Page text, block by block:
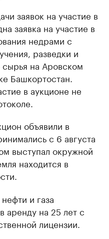
заявок на участие в
заявка на участие в
недрами с
разведки и
на Аровском
Башкортостан.
в аукционе не
объявили в
с 6 августа
выступал окружной
находится в
и газа
аренду на 25 лет с
лицензии.